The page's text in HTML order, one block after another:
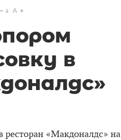
a A
в
ресторан «Макдоналдс» на